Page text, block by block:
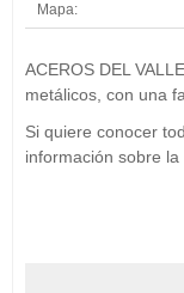
Mapa:
ACEROS DEL
metálicos, con una
Si quiere conocer
información sobre